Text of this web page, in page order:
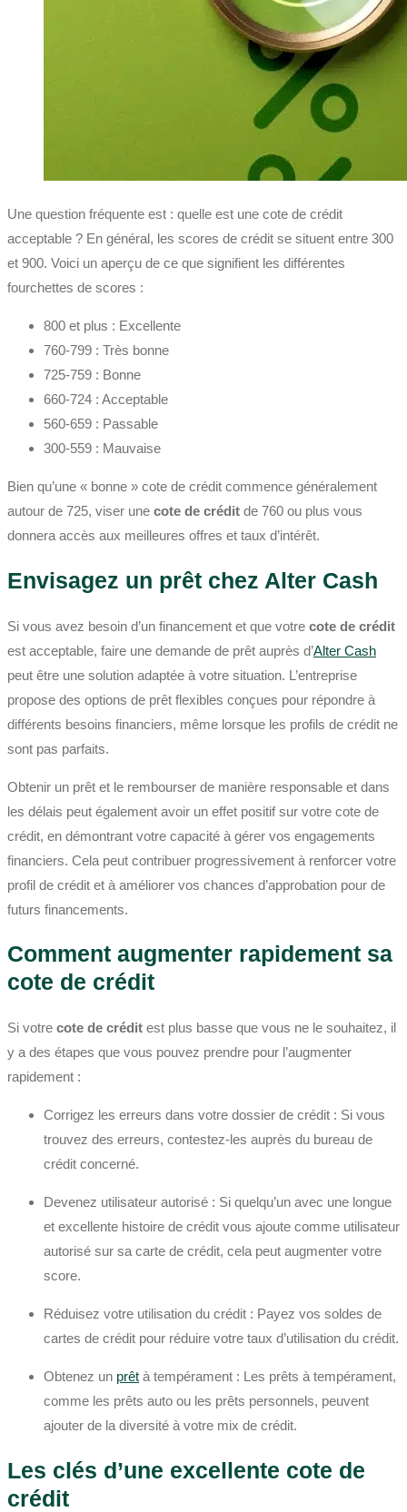
Une question fréquente est : quelle est une cote de crédit
acceptable ? En général, les scores de crédit se situent entre 300
et 900. Voici un aperçu de ce que signifient les différentes
fourchettes de scores :
800 et plus : Excellente
760-799 : Très bonne
725-759 : Bonne
660-724 : Acceptable
560-659 : Passable
300-559 : Mauvaise
Bien qu’une « bonne » cote de crédit commence généralement
autour de 725, viser une cote de crédit de 760 ou plus vous
donnera accès aux meilleures offres et taux d’intérêt.
Envisagez un prêt chez Alter Cash
Si vous avez besoin d’un financement et que votre cote de crédit
est acceptable, faire une demande de prêt auprès d’Alter Cash
peut être une solution adaptée à votre situation. L’entreprise
propose des options de prêt flexibles conçues pour répondre à
différents besoins financiers, même lorsque les profils de crédit ne
sont pas parfaits.
Obtenir un prêt et le rembourser de manière responsable et dans
les délais peut également avoir un effet positif sur votre cote de
crédit, en démontrant votre capacité à gérer vos engagements
financiers. Cela peut contribuer progressivement à renforcer votre
profil de crédit et à améliorer vos chances d’approbation pour de
futurs financements.
Comment augmenter rapidement sa
cote de crédit
Si votre cote de crédit est plus basse que vous ne le souhaitez, il
y a des étapes que vous pouvez prendre pour l’augmenter
rapidement :
Corrigez les erreurs dans votre dossier de crédit : Si vous
trouvez des erreurs, contestez-les auprès du bureau de
crédit concerné.
Devenez utilisateur autorisé : Si quelqu’un avec une longue
et excellente histoire de crédit vous ajoute comme utilisateur
autorisé sur sa carte de crédit, cela peut augmenter votre
score.
Réduisez votre utilisation du crédit : Payez vos soldes de
cartes de crédit pour réduire votre taux d’utilisation du crédit.
Obtenez un prêt à tempérament : Les prêts à tempérament,
comme les prêts auto ou les prêts personnels, peuvent
ajouter de la diversité à votre mix de crédit.
Les clés d’une excellente cote de
crédit